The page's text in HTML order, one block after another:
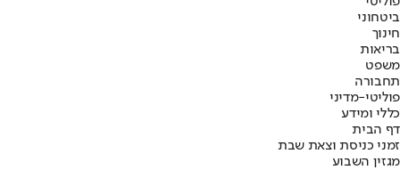
ביטחוני
חינוך
בריאות
משפט
תחבורה
פוליטי-מדיני
כללי ומידע
דף הבית
זמני כניסת וצאת שבת
מגזין השבוע